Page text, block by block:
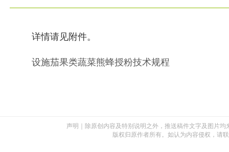
详情请见附件。
设施茄果类蔬菜熊蜂授粉技术规程
声明｜除原创内容及特别说明之外，推送稿件文字及图片
版权归原作者所有。如认为内容侵权，请